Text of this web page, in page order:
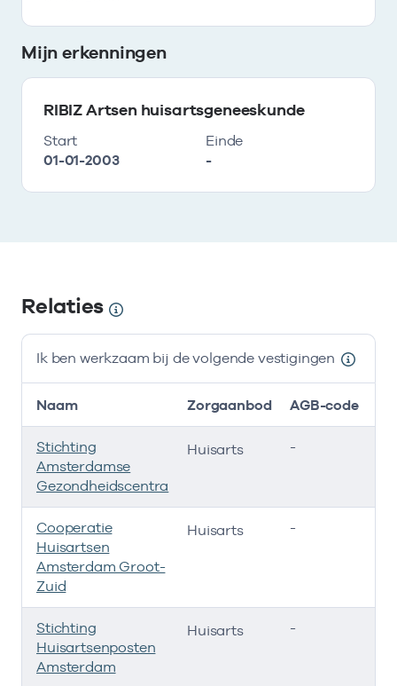
Mijn erkenningen
RIBIZ Artsen huisartsgeneeskunde
Start
01-01-2003
Einde
-
Relaties
Ik ben werkzaam bij de volgende vestigingen
Naam Zorgaanbod AGB-code
Stichting
Amsterdamse
Gezondheidscentra
Huisarts -
Cooperatie
Huisartsen
Amsterdam Groot-
Zuid
Huisarts -
Stichting
Huisartsenposten
Amsterdam
Huisarts -